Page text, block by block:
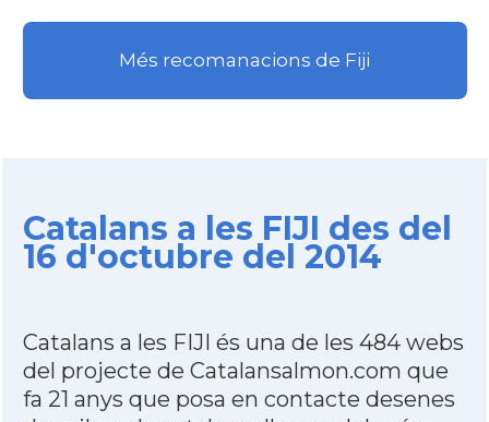
Més recomanacions de Fiji
Catalans a les FIJI des del
16 d'octubre del 2014
Catalans a les FIJI és una de les 484 webs
del projecte de Catalansalmon.com que
fa 21 anys que posa en contacte desenes